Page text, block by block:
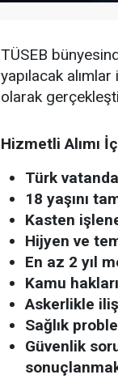
TÜSEB
yapılacak
olarak
Hizmetli Alımı
Türk
18 yaşını
Kasten
Hijyen ve
En az 2 yıl
Kamu
Askerlikle
Sağlık
Güvenlik